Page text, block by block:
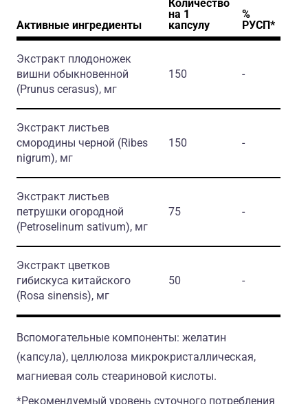
Активные ингредиенты
Количество
на 1
капсулу
%
РУСП*
Экстракт плодоножек
вишни обыкновенной
(Prunus cerasus), мг
150 -
Экстракт листьев
смородины черной (Ribes
nigrum), мг
150 -
Экстракт листьев
петрушки огородной
(Petroselinum sativum), мг
75 -
Экстракт цветков
гибискуса китайского
(Rosa sinensis), мг
50 -
Вспомогательные компоненты: желатин
(капсула), целлюлоза микрокристаллическая,
магниевая соль стеариновой кислоты.
*Рекомендуемый уровень суточного потребления